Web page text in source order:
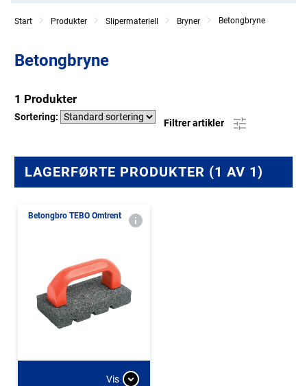
Start Produkter Slipermateriell Bryner Betongbryne
Betongbryne
1 Produkter
Sortering:
Filtrer artikler
LAGERFØRTE PRODUKTER (1 AV 1)
Betongbro TEBO Omtrent
Vis